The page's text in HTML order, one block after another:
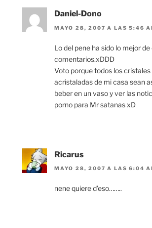
Daniel-Dono
MAYO 28, 2007 A LAS 5:46
Lo del pene ha sido lo mejor
comentarios.xDDD
Voto porque todos los
acristaladas de mi casa sean
beber en un vaso y ver las
porno para Mr satanas xD
Ricarus
MAYO 28, 2007 A LAS 6:04
nene quiere d’eso……..